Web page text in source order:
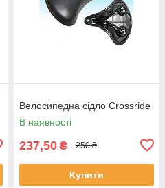
Велосипедна сідло Crossride
В наявності
237,50 ₴ 250 ₴
Купити